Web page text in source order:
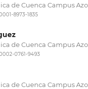
de Cuenca Campus
8973-1835
de Cuenca Campus
0761-9493
de Cuenca Campus